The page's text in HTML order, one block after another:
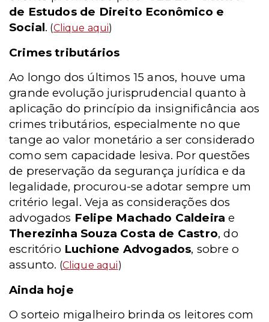
de Estudos de Direito Econômico e
Social. (Clique aqui)
Crimes tributários
Ao longo dos últimos 15 anos, houve uma
grande evolução jurisprudencial quanto à
aplicação do princípio da insignificância aos
crimes tributários, especialmente no que
tange ao valor monetário a ser considerado
como sem capacidade lesiva. Por questões
de preservação da segurança jurídica e da
legalidade, procurou-se adotar sempre um
critério legal. Veja as considerações dos
advogados Felipe Machado Caldeira e
Therezinha Souza Costa de Castro, do
escritório Luchione Advogados, sobre o
assunto. (Clique aqui)
Ainda hoje
O sorteio migalheiro brinda os leitores com